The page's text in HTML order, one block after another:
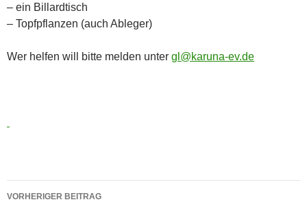
– ein Billardtisch
– Topfpflanzen (auch Ableger)
Wer helfen will bitte melden unter gl@karuna-ev.de
Beitragsnavigation
VORHERIGER BEITRAG